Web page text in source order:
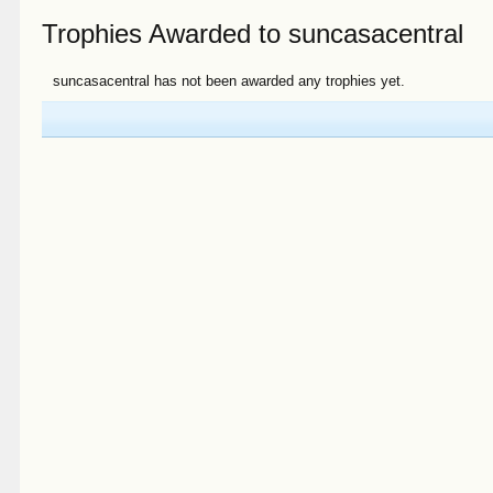
Trophies Awarded to suncasacentral
suncasacentral has not been awarded any trophies yet.